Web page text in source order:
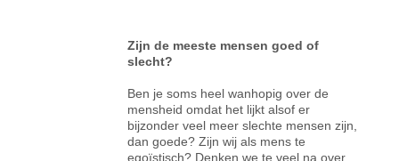
Zijn de meeste mensen goed of
slecht?
Ben je soms heel wanhopig over de
mensheid omdat het lijkt alsof er
bijzonder veel meer slechte mensen zijn,
dan goede? Zijn wij als mens te
egoïstisch? Denken we te veel na over